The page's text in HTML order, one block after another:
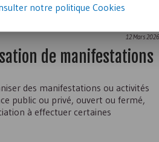
12 Mars 2026
de manifestations
des manifestations ou activités
public ou privé, ouvert ou fermé,
à effectuer certaines
notre politique Cookies